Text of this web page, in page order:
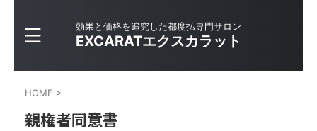
効果と価格を追究した都度払専門サロン
EXCARATエクスカラット
HOME >
親権者同意書